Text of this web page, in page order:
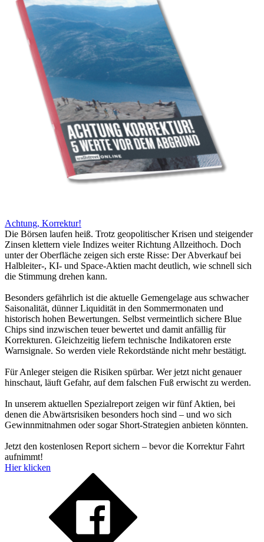
Achtung, Korrektur!
Die Börsen laufen heiß. Trotz geopolitischer Krisen und steigender
Zinsen klettern viele Indizes weiter Richtung Allzeithoch. Doch
unter der Oberfläche zeigen sich erste Risse: Der Abverkauf bei
Halbleiter-, KI- und Space-Aktien macht deutlich, wie schnell sich
die Stimmung drehen kann.
Besonders gefährlich ist die aktuelle Gemengelage aus schwacher
Saisonalität, dünner Liquidität in den Sommermonaten und
historisch hohen Bewertungen. Selbst vermeintlich sichere Blue
Chips sind inzwischen teuer bewertet und damit anfällig für
Korrekturen. Gleichzeitig liefern technische Indikatoren erste
Warnsignale. So werden viele Rekordstände nicht mehr bestätigt.
Für Anleger steigen die Risiken spürbar. Wer jetzt nicht genauer
hinschaut, läuft Gefahr, auf dem falschen Fuß erwischt zu werden.
In unserem aktuellen Spezialreport zeigen wir fünf Aktien, bei
denen die Abwärtsrisiken besonders hoch sind – und wo sich
Gewinnmitnahmen oder sogar Short-Strategien anbieten könnten.
Jetzt den kostenlosen Report sichern – bevor die Korrektur Fahrt
aufnimmt!
Hier klicken